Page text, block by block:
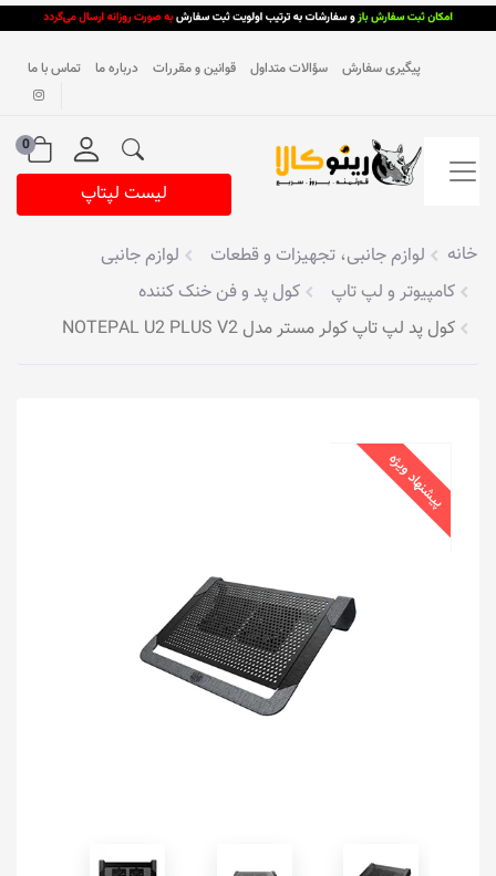
پیگیری سفارش سؤالات متداول قوانین و مقررات درباره ما تماس با ما
0
لیست لپتاپ
خانه لوازم جانبی، تجهیزات و قطعات
لوازم جانبی
کامپیوتر و لپ تاپ
کول پد و فن خنک کننده
کول پد لپ تاپ کولر مستر مدل NOTEPAL U2 PLUS V2
پیشنهاد ویژه